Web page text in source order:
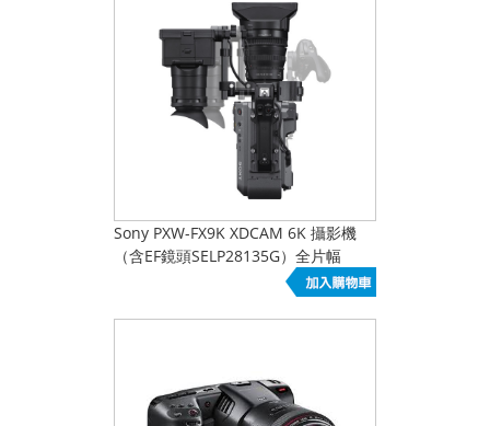
Sony PXW-FX9K XDCAM 6K 攝影機
（含EF鏡頭SELP28135G）全片幅
Exmor R 感光元件 來電報出大名為導